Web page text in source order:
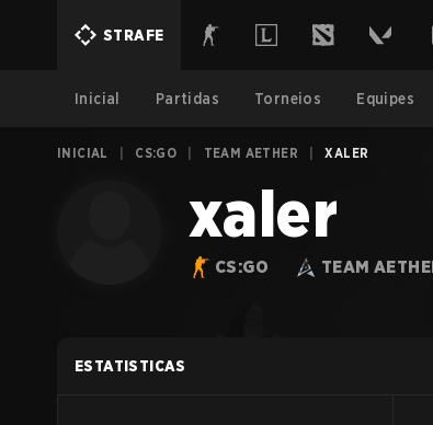
STRAFE
Inicial Partidas Torneios Equipes
INICIAL CS:GO TEAM AETHER XALER
xaler
CS:GO TEAM
ESTATISTICAS